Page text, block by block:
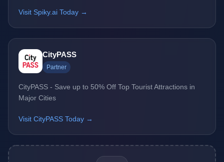
Visit Spiky.ai Today →
CityPASS
Partner
CityPASS - Save up to 50% Off Top Tourist Attractions in
Major Cities
Visit CityPASS Today →